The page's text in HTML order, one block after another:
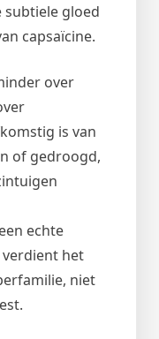
subtiele gloed
capsaïcine.
over
is van
of gedroogd,
echte
het
niet